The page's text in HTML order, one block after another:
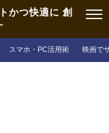
かつ快適に 創
スマホ・PC活用術 映画で